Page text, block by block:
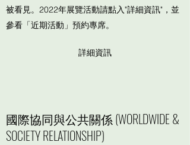
被看見。2022年展覽活動請點入"詳細資訊"，並
參看「近期活動」預約專席。
詳細資訊
​國際協同與公共關係 (WORLDWIDE &
SOCIETY RELATIONSHIP)